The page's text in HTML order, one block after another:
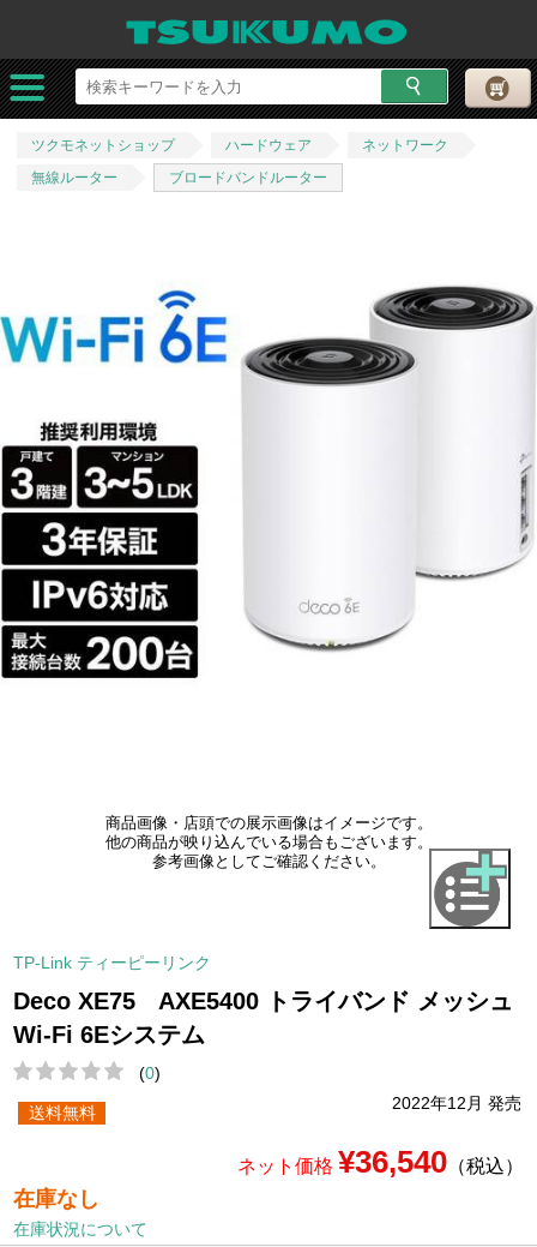
ツクモネットショップ ハードウェア
ネットワーク
無線ルーター
ブロードバンドルーター
商品画像・店頭での展示画像はイメージです。
他の商品が映り込んでいる場合もございます。
参考画像としてご確認ください。
TP-Link ティーピーリンク
Deco XE75 AXE5400 トライバンド メッシュ
Wi-Fi 6Eシステム
(0)
2022年12月 発売
送料無料
ネット価格 ¥36,540（税込）
在庫なし
在庫状況について